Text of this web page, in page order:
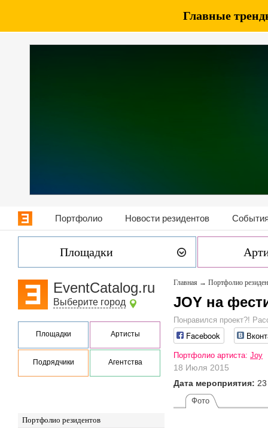
Главные
Портфолио Новости резидентов
Площадки
EventCatalog.ru
Выберите город
Площадки Артисты
Подрядчики Агентства
Портфолио резидентов
Главная → Портфолио
JOY на
Понравился проект?!
Facebook
Портфолио артиста: Joy
18 Июля 2015
Дата мероприятия:
Фото